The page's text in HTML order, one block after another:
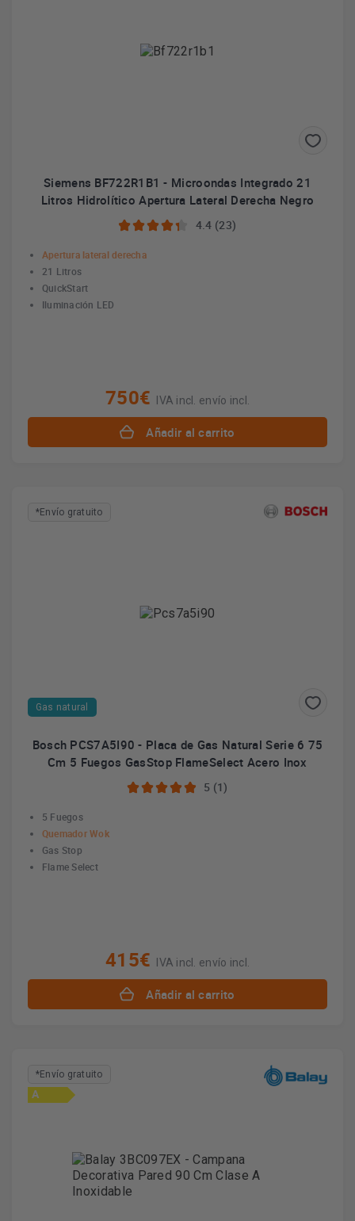
Siemens BF722R1B1 - Microondas Integrado 21
Litros Hidrolítico Apertura Lateral Derecha Negro
4.4 (23)
Apertura lateral derecha
21 Litros
QuickStart
Iluminación LED
750€ IVA incl. envío incl.
Añadir al carrito
*Envío gratuito
Gas natural
Bosch PCS7A5I90 - Placa de Gas Natural Serie 6 75
Cm 5 Fuegos GasStop FlameSelect Acero Inox
5 (1)
5 Fuegos
Quemador Wok
Gas Stop
Flame Select
415€ IVA incl. envío incl.
Añadir al carrito
*Envío gratuito
A